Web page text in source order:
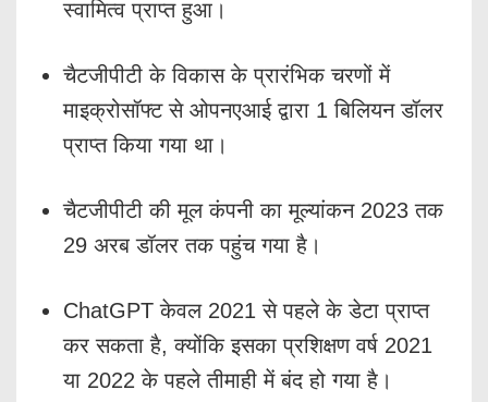
स्वामित्व प्राप्त हुआ।
चैटजीपीटी के विकास के प्रारंभिक चरणों में
माइक्रोसॉफ्ट से ओपनएआई द्वारा 1 बिलियन डॉलर
प्राप्त किया गया था।
चैटजीपीटी की मूल कंपनी का मूल्यांकन 2023 तक
29 अरब डॉलर तक पहुंच गया है।
ChatGPT केवल 2021 से पहले के डेटा प्राप्त
कर सकता है, क्योंकि इसका प्रशिक्षण वर्ष 2021
या 2022 के पहले तीमाही में बंद हो गया है।